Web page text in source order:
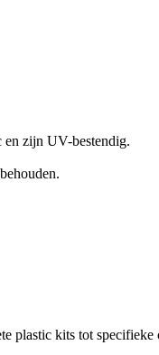
en zijn UV-bestendig.
plastic kits tot specifieke